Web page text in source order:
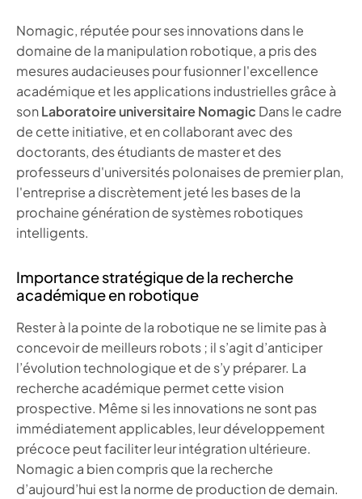
Nomagic, réputée pour ses innovations dans le
domaine de la manipulation robotique, a pris des
mesures audacieuses pour fusionner l'excellence
académique et les applications industrielles grâce à
sonLaboratoire universitaire Nomagic Dans le cadre
de cette initiative, et en collaborant avec des
doctorants, des étudiants de master et des
professeurs d'universités polonaises de premier plan,
l'entreprise a discrètement jeté les bases de la
prochaine génération de systèmes robotiques
intelligents.
Importance stratégique de la recherche
académique en robotique
Rester à la pointe de la robotique ne se limite pas à
concevoir de meilleurs robots ; il s’agit d’anticiper
l’évolution technologique et de s’y préparer. La
recherche académique permet cette vision
prospective. Même si les innovations ne sont pas
immédiatement applicables, leur développement
précoce peut faciliter leur intégration ultérieure.
Nomagic a bien compris que la recherche
d’aujourd’hui est la norme de production de demain.